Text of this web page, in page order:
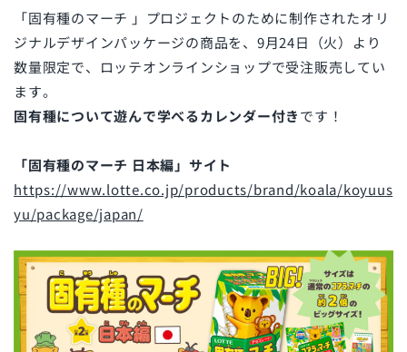
「固有種のマーチ 」プロジェクトのために制作されたオリ
ジナルデザインパッケージの商品を、 9月24日（火）より
数量限定で、
ロッテオンラインショップで受注販売してい
ます。
固有種について遊んで学べるカレンダー付きです！
「固有種のマーチ 日本編」サイト
https://www.lotte.co.jp/products/brand/koala/koyuus
yu/package/japan/